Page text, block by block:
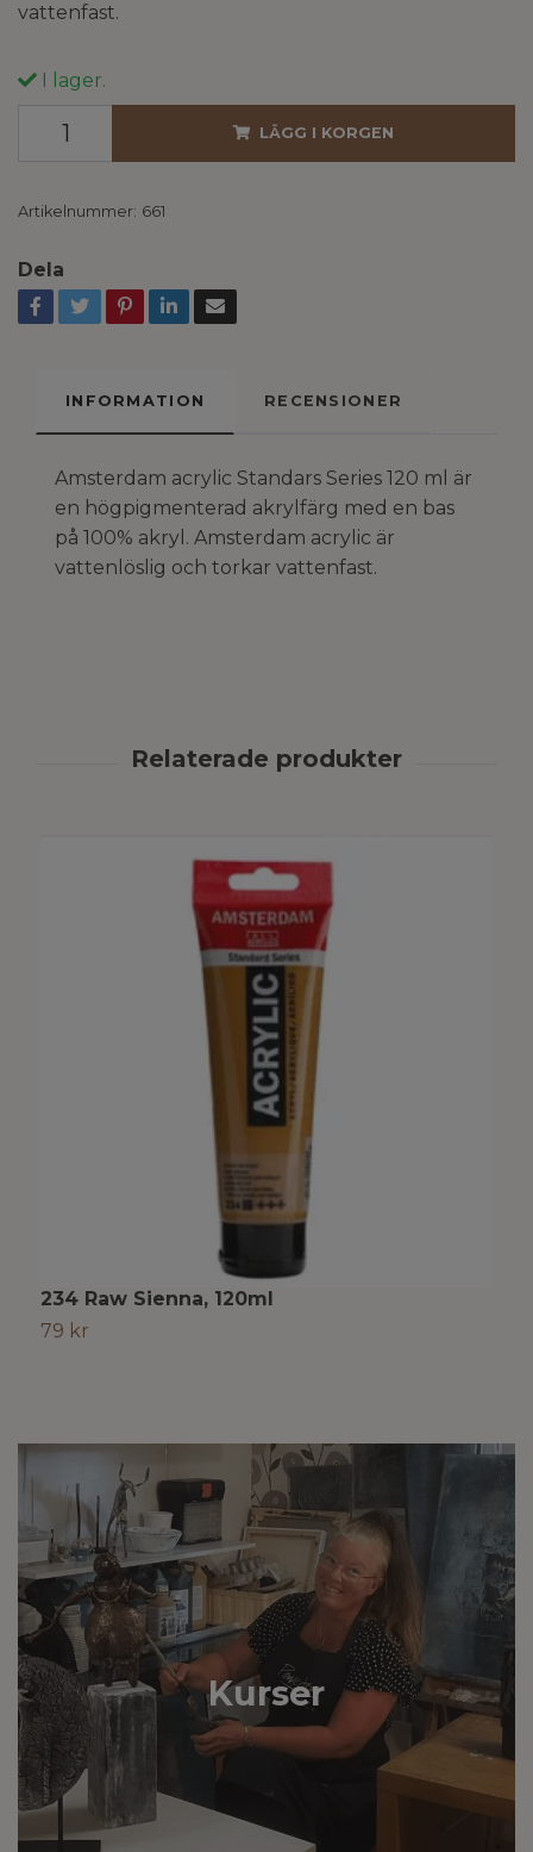
Kurser
vattenfast.
I lager.
LÄGG I KORGEN
Artikelnummer: 661
Dela
INFORMATION RECENSIONER
Amsterdam acrylic Standars Series 120 ml är
en högpigmenterad akrylfärg med en bas
på 100% akryl. Amsterdam acrylic är
vattenlöslig och torkar vattenfast.
234 Raw Sienna, 120ml
79 kr